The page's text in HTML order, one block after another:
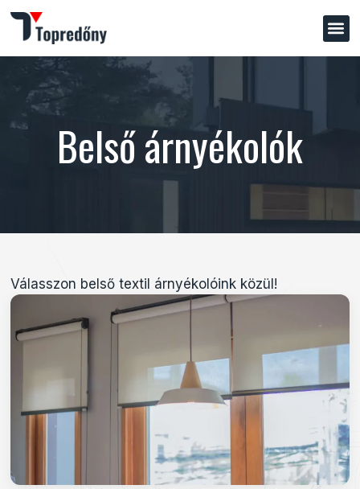
Belső árnyékolók
Válasszon belső textil árnyékolóink közül!